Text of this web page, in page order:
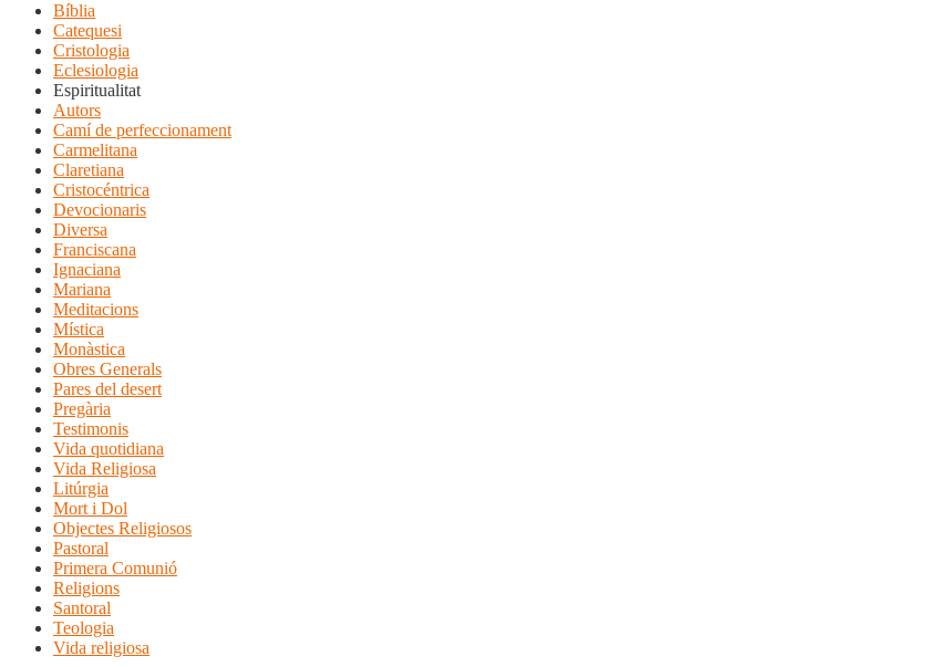
Bíblia
Catequesi
Cristologia
Eclesiologia
Espiritualitat
Autors
Camí de perfeccionament
Carmelitana
Claretiana
Cristocéntrica
Devocionaris
Diversa
Franciscana
Ignaciana
Mariana
Meditacions
Mística
Monàstica
Obres Generals
Pares del desert
Pregària
Testimonis
Vida quotidiana
Vida Religiosa
Litúrgia
Mort i Dol
Objectes Religiosos
Pastoral
Primera Comunió
Religions
Santoral
Teologia
Vida religiosa